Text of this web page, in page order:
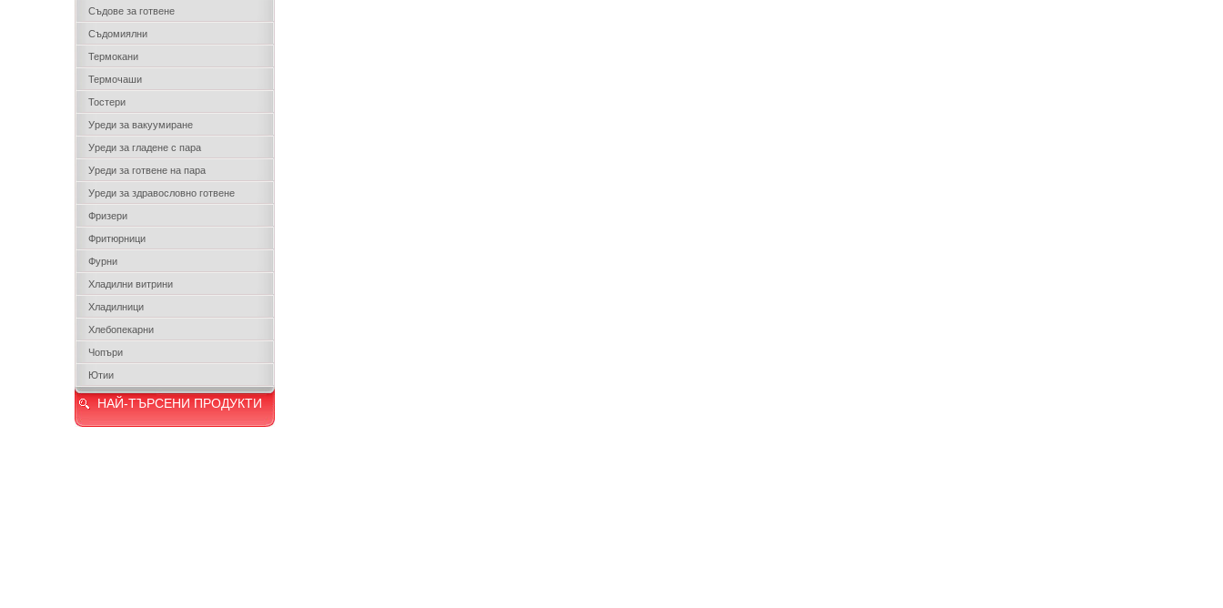
Съдове за готвене
Съдомиялни
Термокани
Термочаши
Тостери
Уреди за вакуумиране
Уреди за гладене с пара
Уреди за готвене на пара
Уреди за здравословно готвене
Фризери
Фритюрници
Фурни
Хладилни витрини
Хладилници
Хлебопекарни
Чопъри
Ютии
НАЙ-ТЪРСЕНИ ПРОДУКТИ